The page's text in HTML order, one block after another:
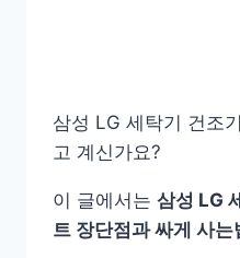
삼성 LG 세탁기 건조
고 계신가요?
이 글에서는 삼성 LG
트 장단점과 싸게 사는